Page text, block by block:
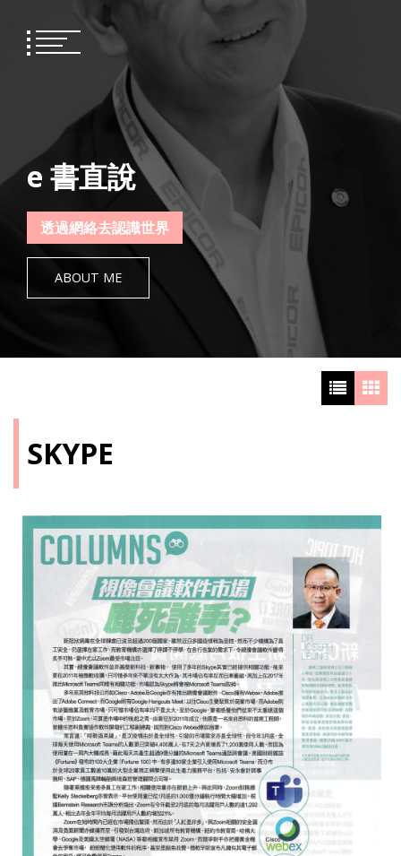
content
e 書直說
透過網絡去認識世界
ABOUT ME
SKYPE